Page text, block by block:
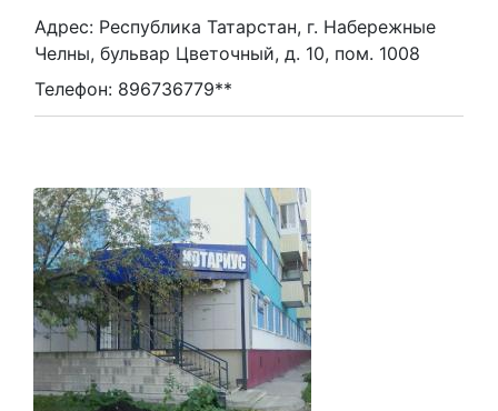
Адрес: Республика Татарстан, г. Набережные
Челны, бульвар Цветочный, д. 10, пом. 1008
Телефон: 896736779**